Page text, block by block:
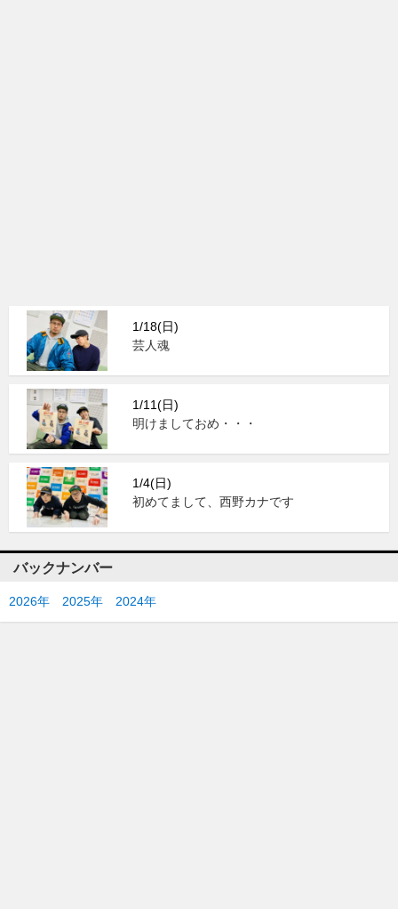
1/18(日)
芸人魂
1/11(日)
明けましておめ・・・
1/4(日)
初めてまして、西野カナです
バックナンバー
2026年 2025年 2024年